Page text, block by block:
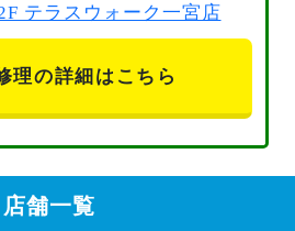
テラスウォーク一宮店
理の詳細はこちら
店舗一覧